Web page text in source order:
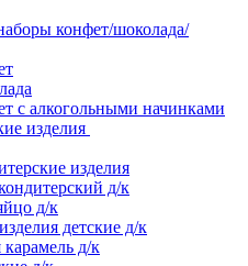
конфет/шоколада/
с алкогольными начинками
изделия
изделия
д/к
д/к
детские д/к
карамель д/к